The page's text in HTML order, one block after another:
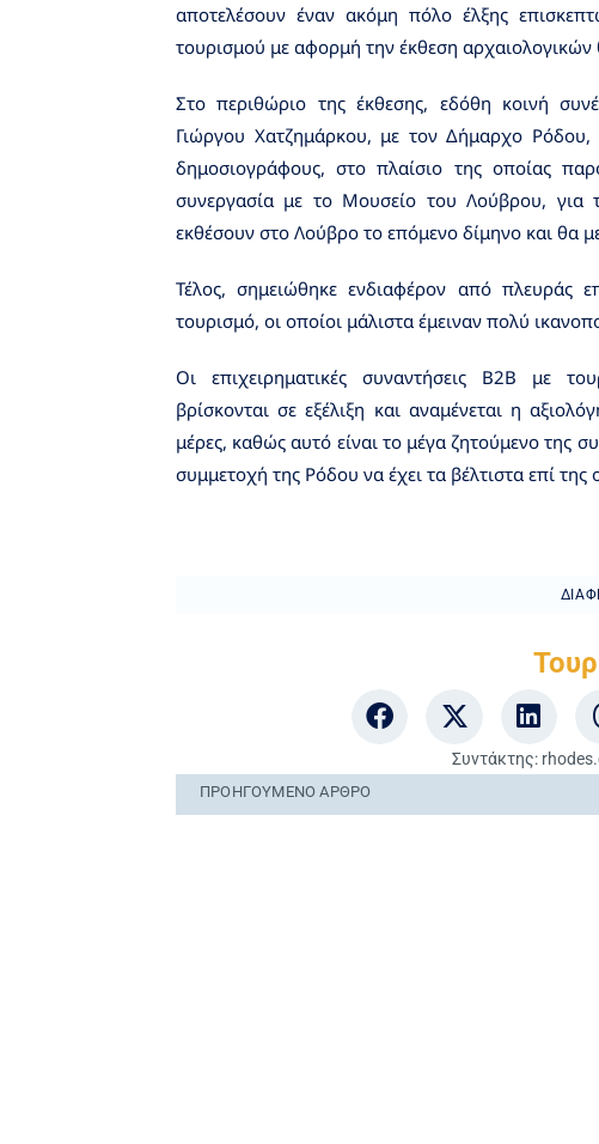
αποτελέσουν έναν ακόμη πόλο έλξης
τουρισμού με αφορμή την έκθεση
Στο περιθώριο της έκθεσης, εδόθη κοινή
Γιώργου Χατζημάρκου, με τον Δήμαρχο
δημοσιογράφους, στο πλαίσιο της οποίας
συνεργασία με το Μουσείο του Λούβρου,
εκθέσουν στο Λούβρο το επόμενο δίμηνο και θα
Τέλος, σημειώθηκε ενδιαφέρον από πλευράς
τουρισμό, οι οποίοι μάλιστα έμειναν πολύ
Οι επιχειρηματικές συναντήσεις Β2Β με
βρίσκονται σε εξέλιξη και αναμένεται η
μέρες, καθώς αυτό είναι το μέγα ζητούμενο της
συμμετοχή της Ρόδου να έχει τα βέλτιστα επί της
Συντάκτης:
ΠΡΟΗΓΟΎΜΕΝO ΆΡΘΡΟ